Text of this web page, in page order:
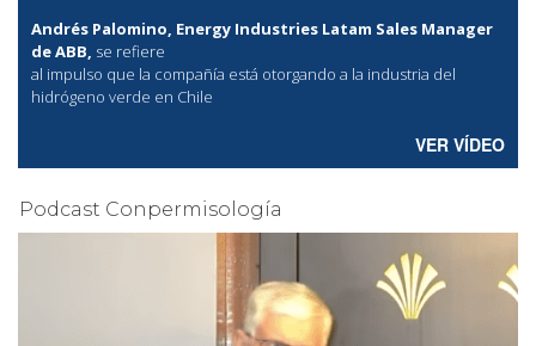
Andrés Palomino, Energy Industries Latam Sales Manager
de ABB, se refiere
al impulso que la compañía está otorgando a la industria del
hidrógeno verde en Chile
VER VÍDEO
Podcast Conpermisología